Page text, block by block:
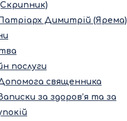
Димитрій (Ярема)
послуги
священника
за здоров’я та за